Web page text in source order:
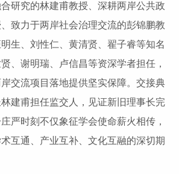
研究的林建甫教授、深耕两岸公共政
致力于两岸社会治理交流的彭锦鹏教
生、刘性仁、黄清贤、翟子睿等知名
、谢明瑞、卢信昌等资深学者担任，
交流项目落地提供坚实保障。交接典
建甫担任监交人，见证新旧理事长完
严时刻不仅象征学会使命薪火相传，
互通、产业互补、文化互融的深切期